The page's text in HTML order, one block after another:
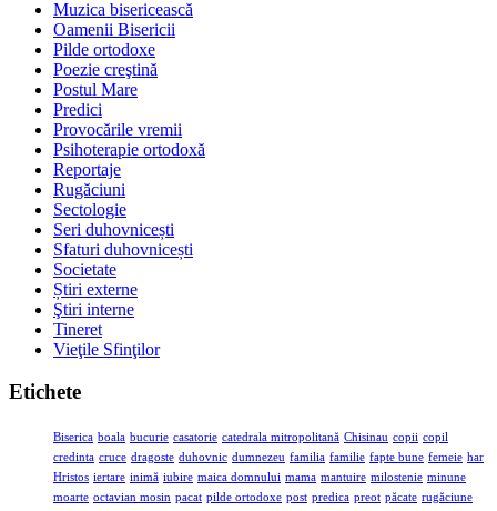
Muzica bisericească
Oamenii Bisericii
Pilde ortodoxe
Poezie creştină
Postul Mare
Predici
Provocările vremii
Psihoterapie ortodoxă
Reportaje
Rugăciuni
Sectologie
Seri duhovnicești
Sfaturi duhovnicești
Societate
Știri externe
Ştiri interne
Tineret
Vieţile Sfinţilor
Etichete
Biserica boala bucurie casatorie catedrala mitropolitană Chisinau copii copil
credinta cruce dragoste duhovnic dumnezeu familia familie fapte bune femeie har
Hristos iertare inimă iubire maica domnului mama mantuire milostenie minune
moarte octavian mosin pacat pilde ortodoxe post predica preot păcate rugăciune